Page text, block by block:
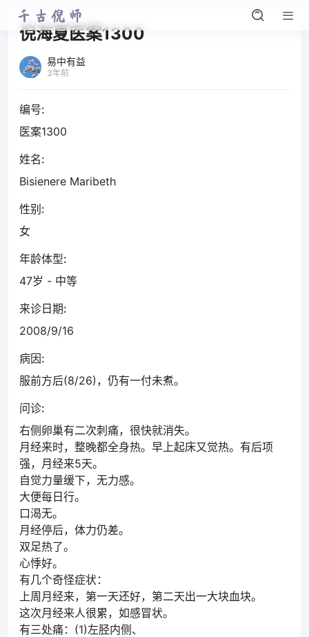
倪海夏医案1300
易中有益
3年前
编号:
医案1300
姓名:
Bisienere Maribeth
性别:
女
年龄体型:
47岁 - 中等
来诊日期:
2008/9/16
病因:
服前方后(8/26)，仍有一付未煮。
问诊:
右侧卵巢有二次刺痛，很快就消失。
月经来时，整晚都全身热。早上起床又觉热。有后项
强，月经来5天。
自觉力量缓下，无力感。
大便每日行。
口渴无。
月经停后，体力仍差。
双足热了。
心悸好。
有几个奇怪症状：
上周月经来，第一天还好，第二天出一大块血块。
这次月经来人很累，如感冒状。
有三处痛：(1)左胫内侧、